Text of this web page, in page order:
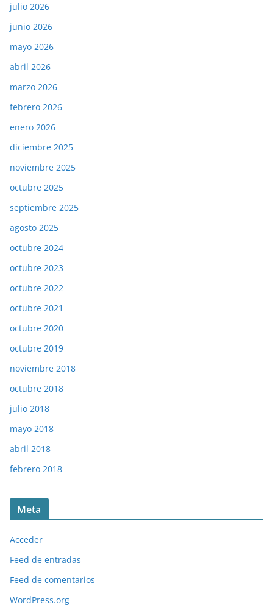
julio 2026
junio 2026
mayo 2026
abril 2026
marzo 2026
febrero 2026
enero 2026
diciembre 2025
noviembre 2025
octubre 2025
septiembre 2025
agosto 2025
octubre 2024
octubre 2023
octubre 2022
octubre 2021
octubre 2020
octubre 2019
noviembre 2018
octubre 2018
julio 2018
mayo 2018
abril 2018
febrero 2018
Meta
Acceder
Feed de entradas
Feed de comentarios
WordPress.org